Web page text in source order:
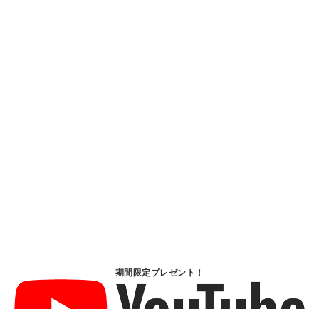
期間限定プレゼント！